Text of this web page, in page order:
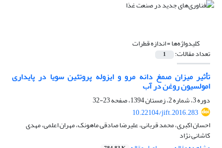
کلیدواژه‌ها =اندازه قطرات
تعداد مقالات: 1
تأثیر میزان صمغ دانه مرو و ایزوله پروتئین سویا در پایداری
امولسیون روغن در آب
دوره 3، شماره 2، زمستان 1394، صفحه
23-32
10.22104/jift.2016.283
احسان اکبری، محمد قربانی، علیرضا صادقی ماهونک، مهران اعلمی، مهدی
کاشانی نژاد